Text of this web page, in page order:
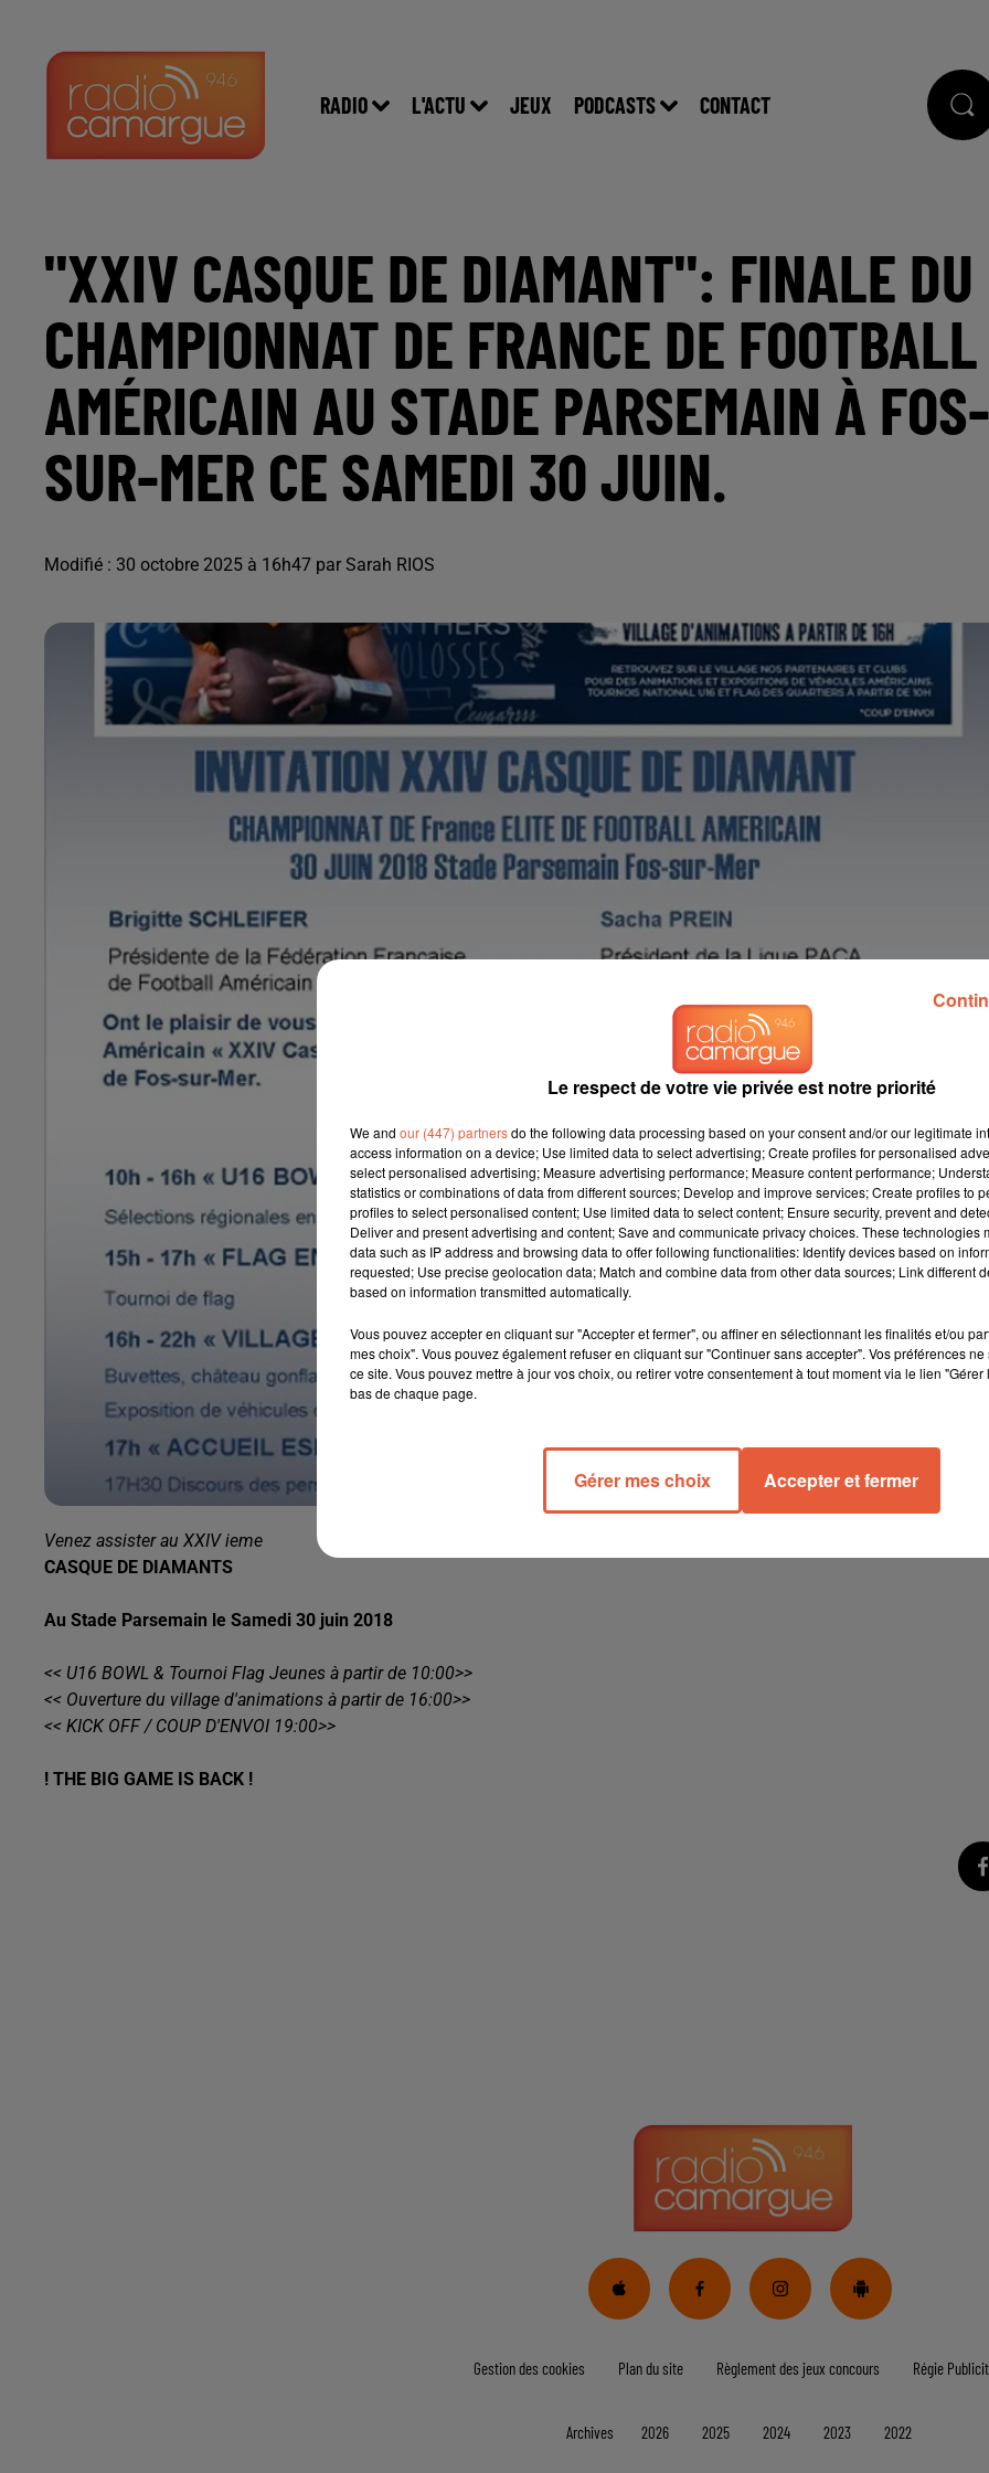
RADIO L'ACTU JEUX PODCASTS CONTACT
"XXIV CASQUE DE DIAMANT": FINALE DU
CHAMPIONNAT DE FRANCE DE FOOTBALL
AMÉRICAIN AU STADE PARSEMAIN À FOS-
SUR-MER CE SAMEDI 30 JUIN.
Modifié : 30 octobre 2025 à 16h47 par Sarah RIOS
Venez assister au XXIV ieme
CASQUE DE DIAMANTS
Au Stade Parsemain le Samedi 30 juin 2018
<< U16 BOWL & Tournoi Flag Jeunes à partir de 10:00>>
<< Ouverture du village d'animations à partir de 16:00>>
<< KICK OFF / COUP D'ENVOI 19:00>>
! THE BIG GAME IS BACK !
Le respect de votre vie privée est notre priorité
We and our (447) partnersdo the following data processing based on your consent and/or our legitimate
access information on a device; Use limited data to select advertising; Create profiles for personalised
select personalised advertising; Measure advertising performance; Measure content performance;
statistics or combinations of data from different sources; Develop and improve services; Create profiles to
profiles to select personalised content; Use limited data to select content; Ensure security, prevent and
Deliver and present advertising and content; Save and communicate privacy choices. These technologies
data such as IP address and browsing data to offer following functionalities: Identify devices based on
requested; Use precise geolocation data; Match and combine data from other data sources; Link different
based on information transmitted automatically.
Vous pouvez accepter en cliquant sur "Accepter et fermer", ou affiner en sélectionnant les finalités et/ou
mes choix". Vous pouvez également refuser en cliquant sur "Continuer sans accepter". Vos préférences
ce site. Vous pouvez mettre à jour vos choix, ou retirer votre consentement à tout moment via le lien
bas de chaque page.
Gérer mes choix Accepter et fermer